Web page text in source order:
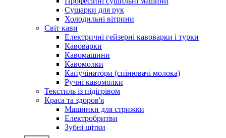
Сушарки для рук
Холодильні вітрини
Світ кави
Електричні гейзерні кавоварки і турки
Кавоварки
Кавомашини
Кавомолки
Капучінатори (спінювачі молока)
Ручні кавомолки
Текстиль із підігрівом
Краса та здоров'я
Машинки для стрижки
Електробритви
Зубні щітки